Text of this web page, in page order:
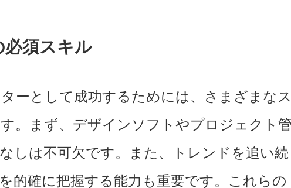
必須スキル
ーとして成功するためには、さまざまな
。まず、デザインソフトやプロジェクト
しは不可欠です。また、トレンドを追い続
的確に把握する能力も重要です。これらの